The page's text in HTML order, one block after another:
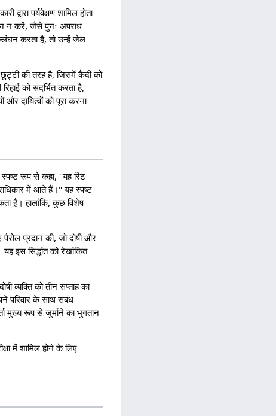
पर्यवेक्षण शामिल होता
न करें, जैसे पुनः अपराध
करता है, तो उन्हें जेल
छुट्टी की तरह है, जिसमें कैदी को
को संदर्भित करता है,
दायित्वों को पूरा करना
स्पष्ट रूप से कहा, "यह रिट
में आते हैं।" यह स्पष्ट
है। हालांकि, कुछ विशेष
प्रदान की, जो दोषी और
इस सिद्धांत को रेखांकित
व्यक्ति को तीन सप्ताह का
परिवार के साथ संबंध
मुख्य रूप से जुर्माने का भुगतान
में शामिल होने के लिए